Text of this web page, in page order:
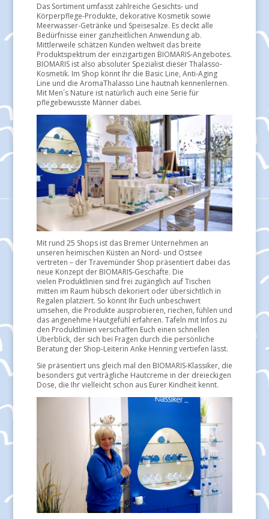
Das Sortiment umfasst zahlreiche Gesichts- und
Körperpflege-Produkte, dekorative Kosmetik sowie
Meerwasser-Getränke und Speisesalze. Es deckt alle
Bedürfnisse einer ganzheitlichen Anwendung ab.
Mittlerweile schätzen Kunden weltweit das breite
Produktspektrum der einzigartigen BIOMARIS-Angebotes.
BIOMARIS ist also absoluter Spezialist dieser Thalasso-
Kosmetik. Im Shop könnt Ihr die Basic Line, Anti-Aging
Line und die AromaThalasso Line hautnah kennenlernen.
Mit Men´s Nature ist natürlich auch eine Serie für
pflegebewusste Männer dabei.
Mit rund 25 Shops ist das Bremer Unternehmen an
unseren heimischen Küsten an Nord- und Ostsee
vertreten – der Travemünder Shop präsentiert dabei das
neue Konzept der BIOMARIS-Geschäfte. Die
vielen Produktlinien sind frei zugänglich auf Tischen
mitten im Raum hübsch dekoriert oder übersichtlich in
Regalen platziert. So könnt Ihr Euch unbeschwert
umsehen, die Produkte ausprobieren, riechen, fühlen und
das angenehme Hautgefühl erfahren. Tafeln mit Infos zu
den Produktlinien verschaffen Euch einen schnellen
Überblick, der sich bei Fragen durch die persönliche
Beratung der Shop-Leiterin Anke Henning vertiefen lässt.
Sie präsentiert uns gleich mal den BIOMARIS-Klassiker, die
besonders gut verträgliche Hautcreme in der dreieckigen
Dose, die Ihr vielleicht schon aus Eurer Kindheit kennt.